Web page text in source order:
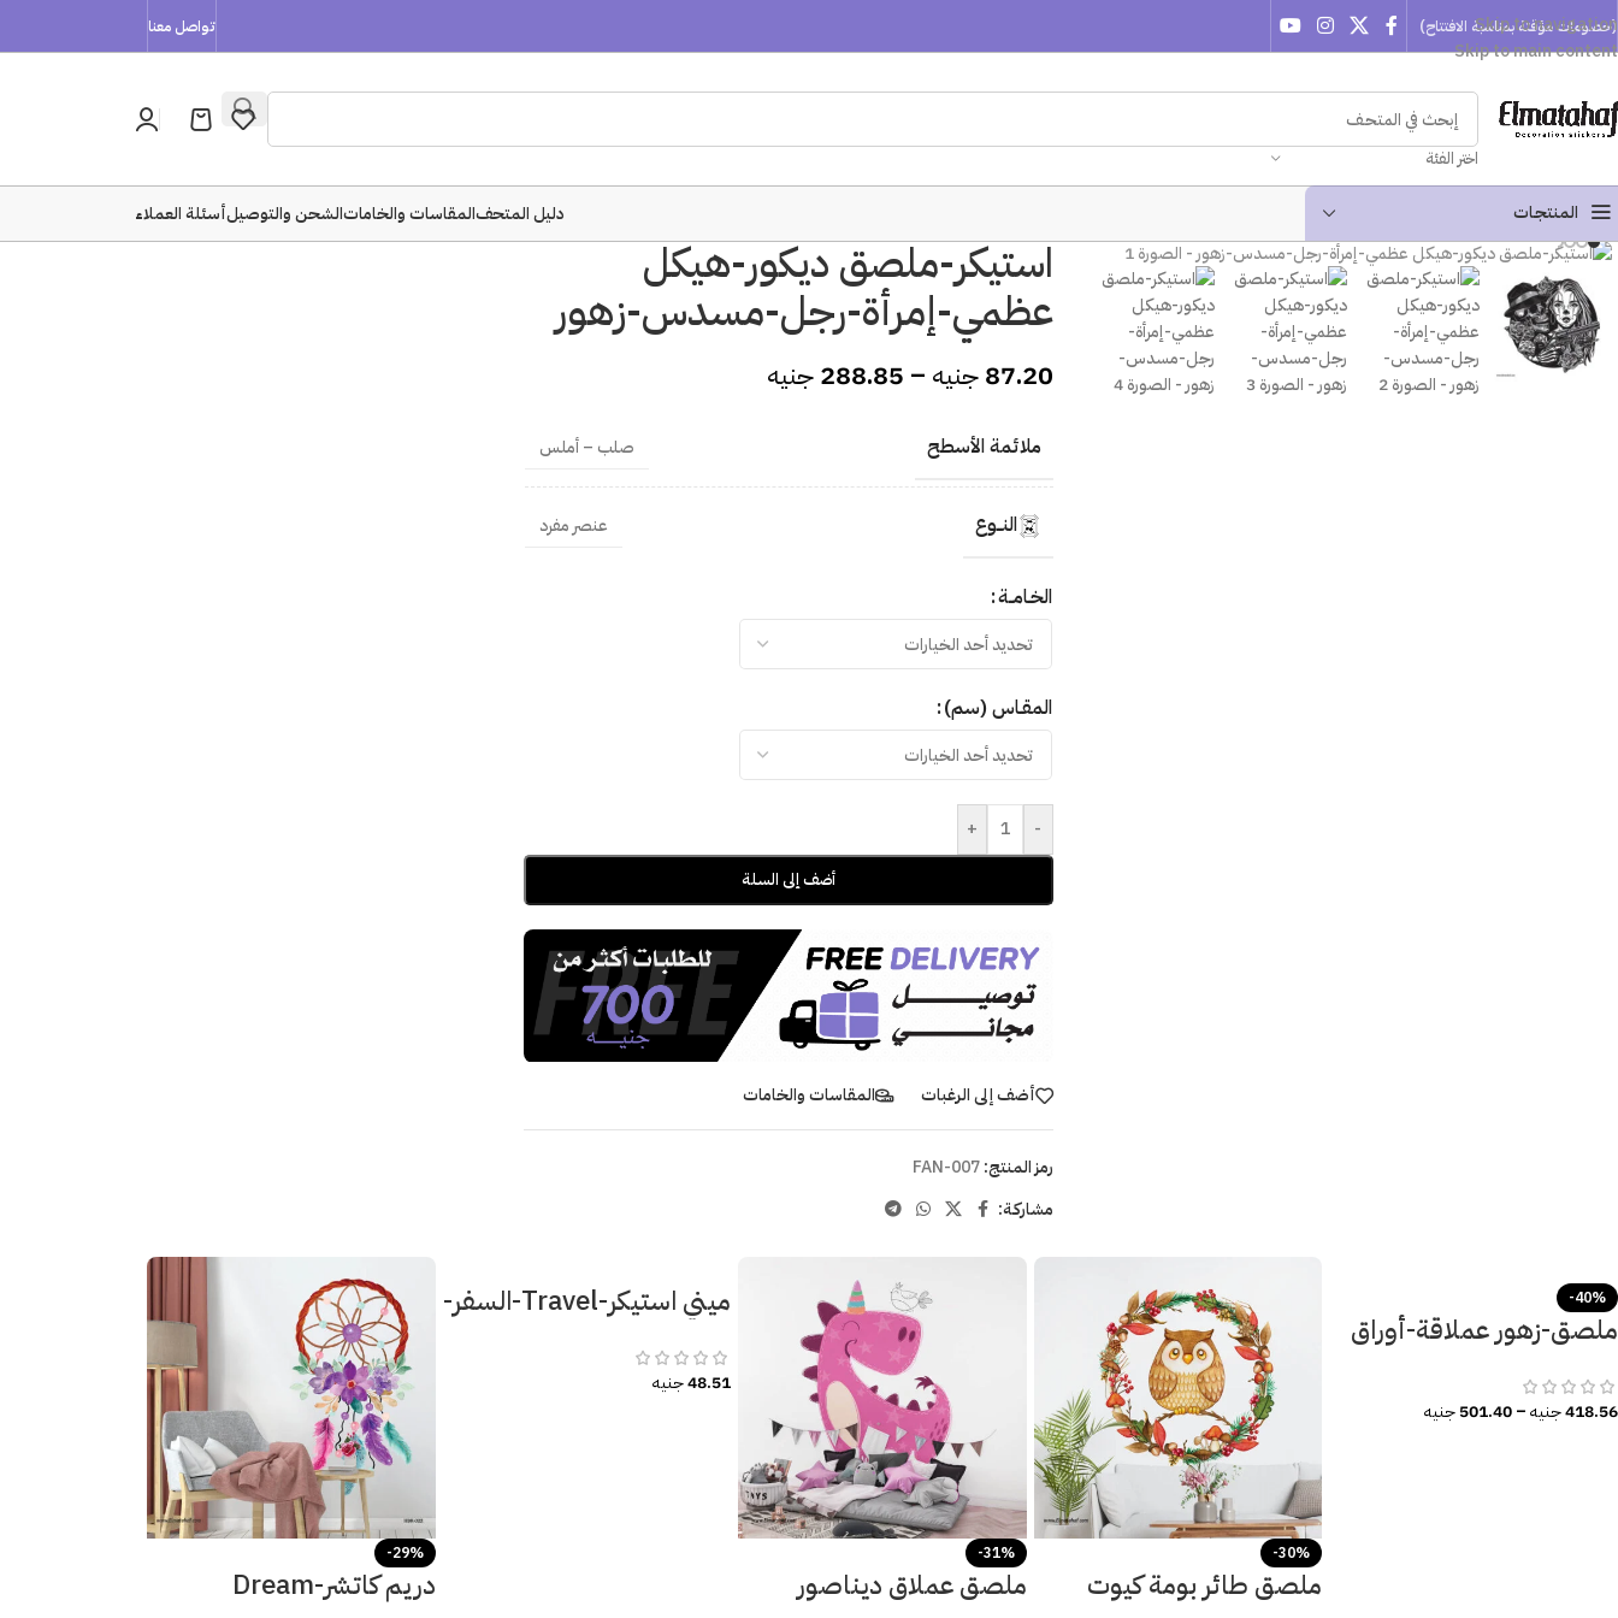
Skip to navigation
Skip to main content
(خصومات مؤقتة بمناسبة الافتتاح) تواصل معنا
اختر الفئة
المنتجـات دليل المتحفالمقاسات والخاماتالشحن والتوصيلأسئلة العملاء
استيكر-ملصق ديكور-هيكل
عظمي-إمرأة-رجل-مسدس-زهور
87.20جنيه –
288.85جنيه
ملائمة الأسطح صلب – أملس
النــوع عنصر مفرد
الخـامــة
المقـاس (سم)
-
+
أضف إلى السلة
أضف إلى الرغبات المقاسات والخامات
رمز المنتج:FAN-007
مشاركـة:
-40%
ملصق-زهور عملاقة-أوراق
418.56جنيه–
501.40جنيه
-30%
ملصق طائر بومة كيوت
-31%
ملصق عملاق ديناصور
ميني استيكر-Travel-السفر-
48.51جنيه
-29%
دريم كاتشر-Dream